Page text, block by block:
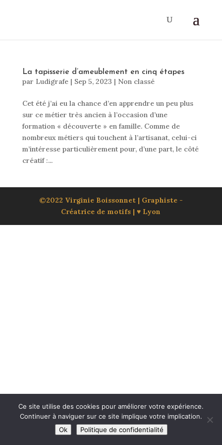
La tapisserie d’ameublement en cinq étapes
par Ludigrafe| Sep 5, 2023 | Non classé
Cet été j’ai eu la chance d’en apprendre un peu plus
sur ce métier très ancien à l’occasion d’une
formation « découverte » en famille. Comme de
nombreux métiers qui touchent à l’artisanat, celui-ci
m’intéresse particulièrement pour, d’une part, le côté
créatif :...
©2022 Virginie Boissonnet | Graphiste -
Créatrice de motifs | ♥ Lyon
Ce site utilise des cookies pour améliorer votre expérience.
Continuer à naviguer sur ce site implique votre implication.
Ok
Politique de confidentialité